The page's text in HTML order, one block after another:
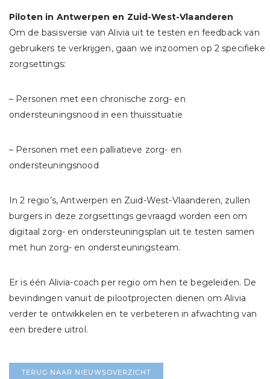
Piloten in Antwerpen en Zuid-West-Vlaanderen
Om de basisversie van Alivia uit te testen en feedback van
gebruikers te verkrijgen, gaan we inzoomen op 2 specifieke
zorgsettings:
– Personen met een chronische zorg- en
ondersteuningsnood in een thuissituatie
– Personen met een palliatieve zorg- en
ondersteuningsnood
In 2 regio’s, Antwerpen en Zuid-West-Vlaanderen, zullen
burgers in deze zorgsettings gevraagd worden een om
digitaal zorg- en ondersteuningsplan uit te testen samen
met hun zorg- en ondersteuningsteam.
Er is één Alivia-coach per regio om hen te begeleiden. De
bevindingen vanuit de pilootprojecten dienen om Alivia
verder te ontwikkelen en te verbeteren in afwachting van
een bredere uitrol.
TERUG NAAR NIEUWSOVERZICHT